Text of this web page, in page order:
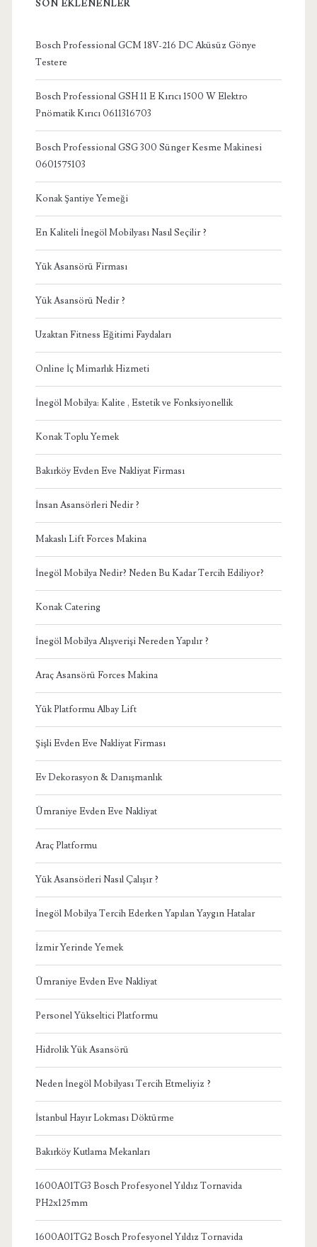
SON EKLENENLER
Bosch Professional GCM 18V-216 DC Aküsüz Gönye
Testere
Bosch Professional GSH 11 E Kırıcı 1500 W Elektro
Pnömatik Kırıcı 0611316703
Bosch Professional GSG 300 Sünger Kesme Makinesi
0601575103
Konak Şantiye Yemeği
En Kaliteli İnegöl Mobilyası Nasıl Seçilir ?
Yük Asansörü Firması
Yük Asansörü Nedir ?
Uzaktan Fitness Eğitimi Faydaları
Online İç Mimarlık Hizmeti
İnegöl Mobilya: Kalite , Estetik ve Fonksiyonellik
Konak Toplu Yemek
Bakırköy Evden Eve Nakliyat Firması
İnsan Asansörleri Nedir ?
Makaslı Lift Forces Makina
İnegöl Mobilya Nedir? Neden Bu Kadar Tercih Ediliyor?
Konak Catering
İnegöl Mobilya Alışverişi Nereden Yapılır ?
Araç Asansörü Forces Makina
Yük Platformu Albay Lift
Şişli Evden Eve Nakliyat Firması
Ev Dekorasyon & Danışmanlık
Ümraniye Evden Eve Nakliyat
Araç Platformu
Yük Asansörleri Nasıl Çalışır ?
İnegöl Mobilya Tercih Ederken Yapılan Yaygın Hatalar
İzmir Yerinde Yemek
Ümraniye Evden Eve Nakliyat
Personel Yükseltici Platformu
Hidrolik Yük Asansörü
Neden İnegöl Mobilyası Tercih Etmeliyiz ?
İstanbul Hayır Lokması Döktürme
Bakırköy Kutlama Mekanları
1600A01TG3 Bosch Profesyonel Yıldız Tornavida
PH2x125mm
1600A01TG2 Bosch Profesyonel Yıldız Tornavida